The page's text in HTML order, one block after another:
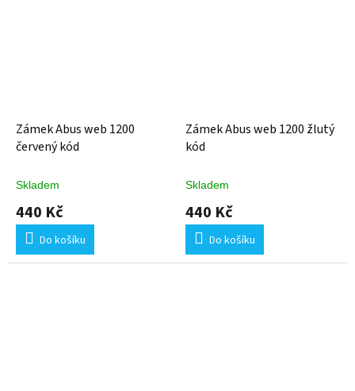
Zámek Abus web 1200
červený kód
Skladem
440 Kč
Do košíku
Zámek Abus web 1200 žlutý
kód
Skladem
440 Kč
Do košíku